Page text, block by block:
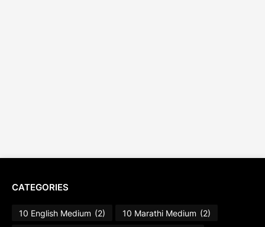
CATEGORIES
10 English Medium (2) 10 Marathi Medium (2)